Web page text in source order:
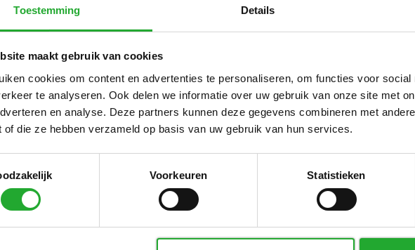
Toestemming Details
maakt gebruik van cookies
cookies om content en advertenties te personaliseren, om functies voor social
te analyseren. Ook delen we informatie over uw gebruik van onze site met
en analyse. Deze partners kunnen deze gegevens combineren met
of die ze hebben verzameld op basis van uw gebruik van hun services.
Voorkeuren Statistieken
vragen
het verstandig om glasvezel te nemen?
betekent 4G op je mobiel?